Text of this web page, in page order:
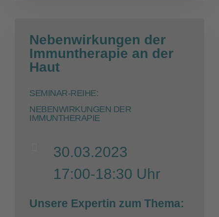
Nebenwirkungen der
Immuntherapie an der
Haut
SEMINAR-REIHE:
NEBENWIRKUNGEN DER
IMMUNTHERAPIE
30.03.2023
17:00-18:30 Uhr
Unsere Expertin zum Thema: